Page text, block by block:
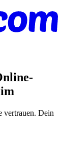
vertrauen. Dein